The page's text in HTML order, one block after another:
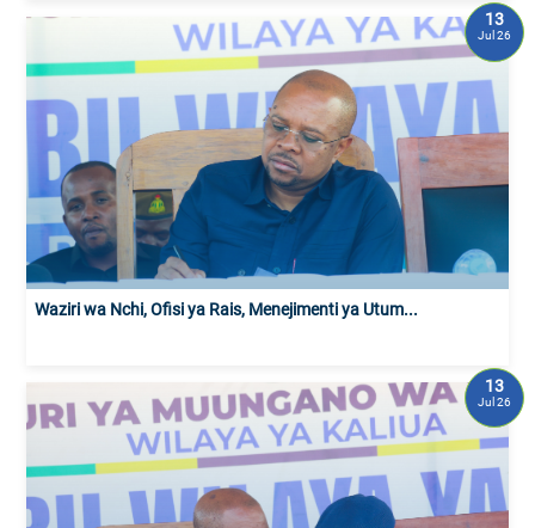
Waziri wa Nchi, Ofisi ya Rais, Menejimenti ya Utum...
13
Jul 26
13
Jul 26